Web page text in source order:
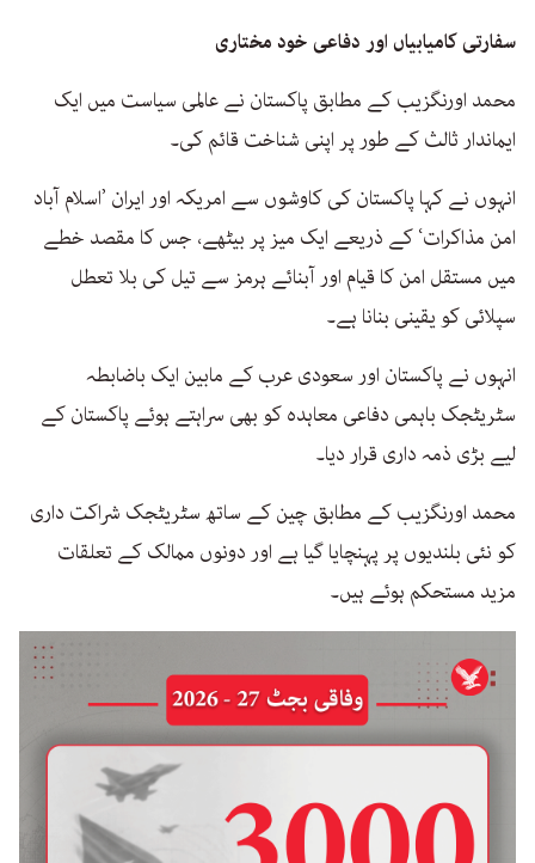
سفارتی کامیابیاں اور دفاعی خود مختاری
محمد اورنگزیب کے مطابق پاکستان نے عالمی سیاست میں ایک
ایماندار ثالث کے طور پر اپنی شناخت قائم کی۔
انہوں نے کہا پاکستان کی کاوشوں سے امریکہ اور ایران ’اسلام آباد
امن مذاکرات‘ کے ذریعے ایک میز پر بیٹھے، جس کا مقصد خطے
میں مستقل امن کا قیام اور آبنائے ہرمز سے تیل کی بلا تعطل
سپلائی کو یقینی بنانا ہے۔
انہوں نے پاکستان اور سعودی عرب کے مابین ایک باضابطہ
سٹریٹجک باہمی دفاعی معاہدہ کو بھی سراہتے ہوئے پاکستان کے
لیے بڑی ذمہ داری قرار دیا۔
محمد اورنگزیب کے مطابق چین کے ساتھ سٹریٹجک شراکت داری
کو نئی بلندیوں پر پہنچایا گیا ہے اور دونوں ممالک کے تعلقات
مزید مستحکم ہوئے ہیں۔